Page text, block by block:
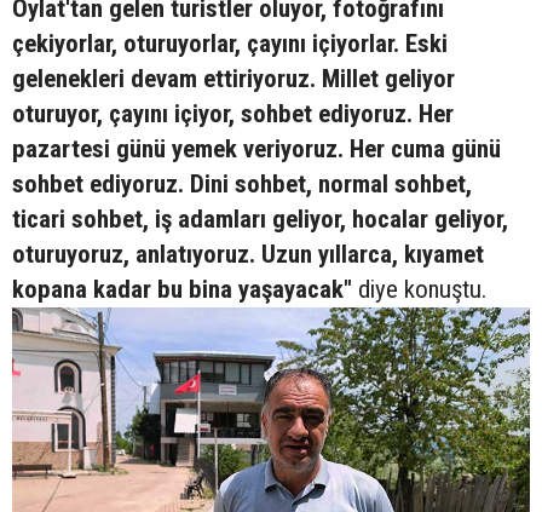
Oylat'tan gelen turistler oluyor, fotoğrafını
çekiyorlar, oturuyorlar, çayını içiyorlar. Eski
gelenekleri devam ettiriyoruz. Millet geliyor
oturuyor, çayını içiyor, sohbet ediyoruz. Her
pazartesi günü yemek veriyoruz. Her cuma günü
sohbet ediyoruz. Dini sohbet, normal sohbet,
ticari sohbet, iş adamları geliyor, hocalar geliyor,
oturuyoruz, anlatıyoruz. Uzun yıllarca, kıyamet
kopana kadar bu bina yaşayacak" diye konuştu.